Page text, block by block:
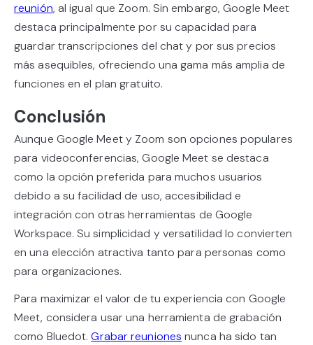
reunión, al igual que Zoom. Sin embargo, Google Meet
destaca principalmente por su capacidad para
guardar transcripciones del chat y por sus precios
más asequibles, ofreciendo una gama más amplia de
funciones en el plan gratuito.
Conclusión
Aunque Google Meet y Zoom son opciones populares
para videoconferencias, Google Meet se destaca
como la opción preferida para muchos usuarios
debido a su facilidad de uso, accesibilidad e
integración con otras herramientas de Google
Workspace. Su simplicidad y versatilidad lo convierten
en una elección atractiva tanto para personas como
para organizaciones.
Para maximizar el valor de tu experiencia con Google
Meet, considera usar una herramienta de grabación
como Bluedot.Grabar reuniones nunca ha sido tan